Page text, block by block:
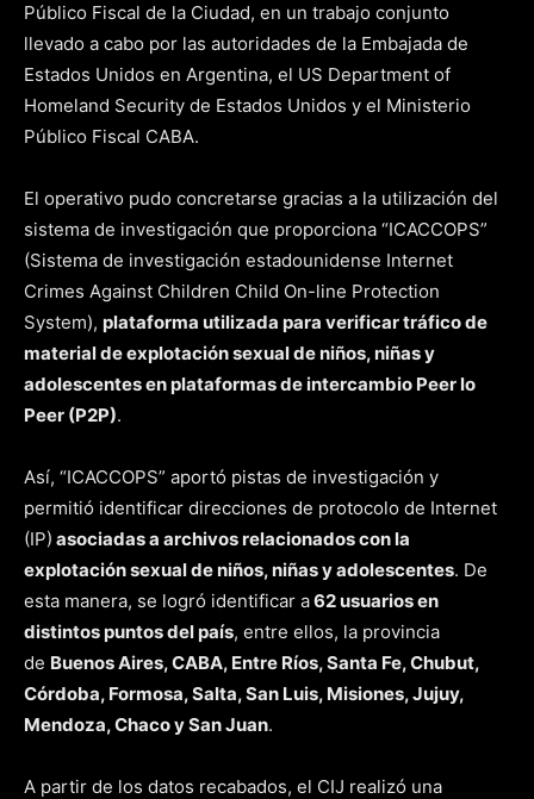
Público Fiscal de la Ciudad, en un trabajo conjunto
llevado a cabo por las autoridades de la Embajada de
Estados Unidos en Argentina, el US Department of
Homeland Security de Estados Unidos y el Ministerio
Público Fiscal CABA.
El operativo pudo concretarse gracias a la utilización del
sistema de investigación que proporciona “ICACCOPS”
(Sistema de investigación estadounidense Internet
Crimes Against Children Child On-line Protection
System), plataforma utilizada para verificar tráfico de
material de explotación sexual de niños, niñas y
adolescentes en plataformas de intercambio Peer lo
Peer (P2P).
Así, “ICACCOPS” aportó pistas de investigación y
permitió identificar direcciones de protocolo de Internet
(IP) asociadas a archivos relacionados con la
explotación sexual de niños, niñas y adolescentes. De
esta manera, se logró identificar a62 usuarios en
distintos puntos del país, entre ellos, la provincia
de Buenos Aires, CABA, Entre Ríos, Santa Fe, Chubut,
Córdoba, Formosa, Salta, San Luis, Misiones, Jujuy,
Mendoza, Chaco y San Juan.
A partir de los datos recabados, el CIJ realizó una